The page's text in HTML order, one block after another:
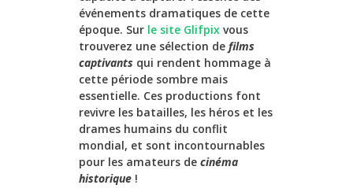
événements dramatiques de cette
époque. Sur le site Glifpix vous
trouverez une sélection de films
captivants qui rendent hommage à
cette période sombre mais
essentielle. Ces productions font
revivre les batailles, les héros et les
drames humains du conflit
mondial, et sont incontournables
pour les amateurs de cinéma
historique !